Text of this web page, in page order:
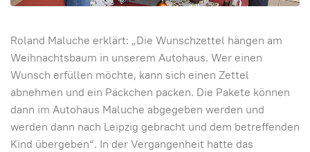
Roland Maluche erklärt: „Die Wunschzettel hängen am
Weihnachtsbaum in unserem Autohaus. Wer einen
Wunsch erfüllen möchte, kann sich einen Zettel
abnehmen und ein Päckchen packen. Die Pakete können
dann im Autohaus Maluche abgegeben werden und
werden dann nach Leipzig gebracht und dem betreffenden
Kind übergeben“. In der Vergangenheit hatte das